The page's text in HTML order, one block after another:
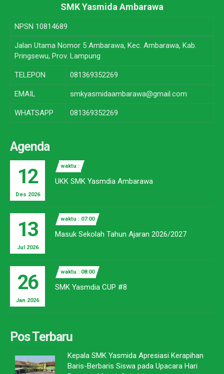
SMK Yasmida Ambarawa
NPSN 10814689
Jalan Utama Nomor 5 Ambarawa, Kec. Ambarawa, Kab.
Pringsewu, Prov. Lampung
TELEPON 081369352269
EMAIL smkyasmidaambarawa@gmail.com
WHATSAPP 081369352269
Agenda
12
Des 2026
waktu :
UKK SMK Yasmdia Ambarawa
13
Jul 2026
waktu : 07:00
Masuk Sekolah Tahun Ajaran 2026/2027
26
Jan 2026
waktu : 08:00
SMK Yasmdia CUP #8
Pos Terbaru
Kepala SMK Yasmida Apresiasi Kerapihan
Baris-Berbaris Siswa pada Upacara Hari